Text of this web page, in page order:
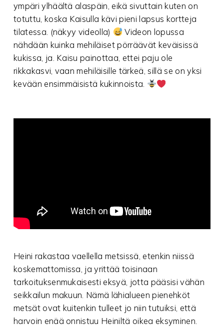
ympäri ylhäältä alaspäin, eikä sivuttain kuten on
totuttu, koska Kaisulla kävi pieni lapsus kortteja
tilatessa. (näkyy videolla)
Videon lopussa
nähdään kuinka mehiläiset pörräävät keväisissä
kukissa, ja. Kaisu painottaa, ettei paju ole
rikkakasvi, vaan mehiläisille tärkeä, sillä se on yksi
kevään ensimmäisistä kukinnoista.
Heini rakastaa vaellella metsissä, etenkin niissä
koskemattomissa, ja yrittää toisinaan
tarkoituksenmukaisesti eksyä, jotta pääsisi vähän
seikkailun makuun. Nämä lähialueen pienehköt
metsät ovat kuitenkin tulleet jo niin tutuiksi, että
harvoin enää onnistuu Heiniltä oikea eksyminen.